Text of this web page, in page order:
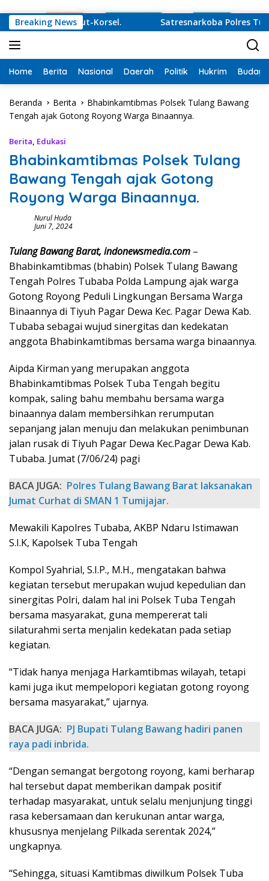
Breaking News
Damai Korut-Korsel. Satresnarkoba Polres
Home Berita Nasional Daerah Politik Hukrim Budaya
Beranda Berita
Bhabinkamtibmas Polsek Tulang Bawang
Tengah ajak Gotong Royong Warga Binaannya.
Berita, Edukasi
Bhabinkamtibmas Polsek Tulang
Bawang Tengah ajak Gotong
Royong Warga Binaannya.
Nurul Huda
Juni 7, 2024
Tulang Bawang Barat, indonewsmedia.com –
Bhabinkamtibmas (bhabin) Polsek Tulang Bawang
Tengah Polres Tubaba Polda Lampung ajak warga
Gotong Royong Peduli Lingkungan Bersama Warga
Binaannya di Tiyuh Pagar Dewa Kec. Pagar Dewa Kab.
Tubaba sebagai wujud sinergitas dan kedekatan
anggota Bhabinkamtibmas bersama warga binaannya.
Aipda Kirman yang merupakan anggota
Bhabinkamtibmas Polsek Tuba Tengah begitu
kompak, saling bahu membahu bersama warga
binaannya dalam membersihkan rerumputan
sepanjang jalan menuju dan melakukan penimbunan
jalan rusak di Tiyuh Pagar Dewa Kec.Pagar Dewa Kab.
Tubaba. Jumat (7/06/24) pagi
BACA JUGA: Polres Tulang Bawang Barat laksanakan
Jumat Curhat di SMAN 1 Tumijajar.
Mewakili Kapolres Tubaba, AKBP Ndaru Istimawan
S.I.K, Kapolsek Tuba Tengah
Kompol Syahrial, S.I.P., M.H., mengatakan bahwa
kegiatan tersebut merupakan wujud kepedulian dan
sinergitas Polri, dalam hal ini Polsek Tuba Tengah
bersama masyarakat, guna mempererat tali
silaturahmi serta menjalin kedekatan pada setiap
kegiatan.
“Tidak hanya menjaga Harkamtibmas wilayah, tetapi
kami juga ikut mempelopori kegiatan gotong royong
bersama masyarakat,” ujarnya.
BACA JUGA: PJ Bupati Tulang Bawang hadiri panen
raya padi inbrida.
“Dengan semangat bergotong royong, kami berharap
hal tersebut dapat memberikan dampak positif
terhadap masyarakat, untuk selalu menjunjung tinggi
rasa kebersamaan dan kerukunan antar warga,
khususnya menjelang Pilkada serentak 2024,”
ungkapnya.
“Sehingga, situasi Kamtibmas diwilkum Polsek Tuba